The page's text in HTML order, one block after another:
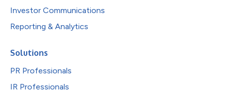
Investor Communications
Reporting & Analytics
Solutions
PR Professionals
IR Professionals